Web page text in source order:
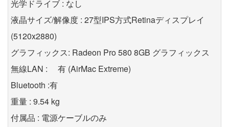
光学ドライブ : なし
液晶サイズ/解像度 : 27型IPS方式Retinaディスプレイ
(5120x2880)
グラフィックス: Radeon Pro 580 8GB グラフィックス
無線LAN : 有 (AirMac Extreme)
Bluetooth :有
重量 : 9.54 kg
付属品 : 電源ケーブルのみ